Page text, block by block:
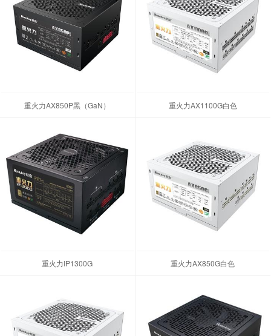
重火力AX850P黑（GaN） 重火力AX1100G白色
重火力IP1300G 重火力AX850G白色